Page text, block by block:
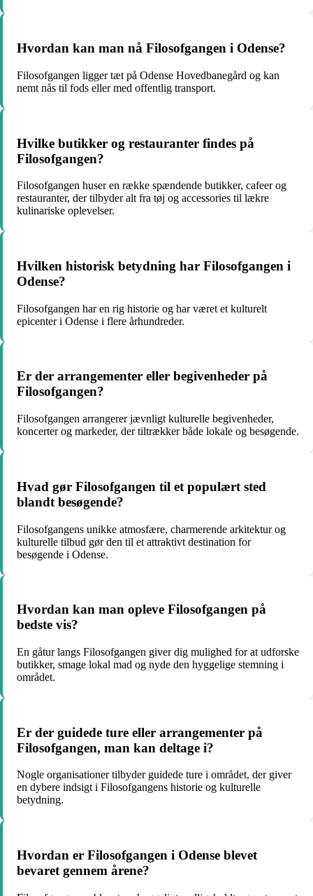
Hvordan kan man nå Filosofgangen i Odense?
Filosofgangen ligger tæt på Odense Hovedbanegård og kan
nemt nås til fods eller med offentlig transport.
Hvilke butikker og restauranter findes på
Filosofgangen?
Filosofgangen huser en række spændende butikker, cafeer og
restauranter, der tilbyder alt fra tøj og accessories til lækre
kulinariske oplevelser.
Hvilken historisk betydning har Filosofgangen i
Odense?
Filosofgangen har en rig historie og har været et kulturelt
epicenter i Odense i flere århundreder.
Er der arrangementer eller begivenheder på
Filosofgangen?
Filosofgangen arrangerer jævnligt kulturelle begivenheder,
koncerter og markeder, der tiltrækker både lokale og besøgende.
Hvad gør Filosofgangen til et populært sted
blandt besøgende?
Filosofgangens unikke atmosfære, charmerende arkitektur og
kulturelle tilbud gør den til et attraktivt destination for
besøgende i Odense.
Hvordan kan man opleve Filosofgangen på
bedste vis?
En gåtur langs Filosofgangen giver dig mulighed for at udforske
butikker, smage lokal mad og nyde den hyggelige stemning i
området.
Er der guidede ture eller arrangementer på
Filosofgangen, man kan deltage i?
Nogle organisationer tilbyder guidede ture i området, der giver
en dybere indsigt i Filosofgangens historie og kulturelle
betydning.
Hvordan er Filosofgangen i Odense blevet
bevaret gennem årene?